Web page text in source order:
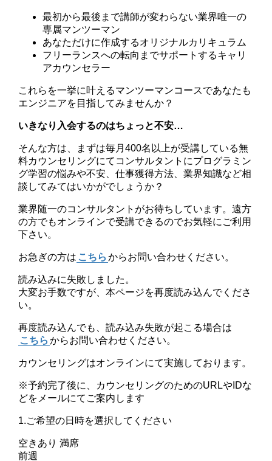
最初から最後まで講師が変わらない業界唯一の
専属マンツーマン
あなただけに作成するオリジナルカリキュラム
フリーランスへの転向までサポートするキャリ
アカウンセラー
これらを一挙に叶えるマンツーマンコースであなたも
エンジニアを目指してみませんか？
いきなり入会するのはちょっと不安…
そんな方は、まずは毎月400名以上が受講している無
料カウンセリングにてコンサルタントにプログラミン
グ学習の悩みや不安、仕事獲得方法、業界知識など相
談してみてはいかがでしょうか？
業界随一のコンサルタントがお待ちしています。遠方
の方でもオンラインで受講できるのでお気軽にご利用
下さい。
お急ぎの方は こちら からお問い合わせください。
読み込みに失敗しました。
大変お手数ですが、本ページを再度読み込んでくださ
い。
再度読み込んでも、読み込み失敗が起こる場合は
こちら からお問い合わせください。
カウンセリングはオンラインにて実施しております。
※予約完了後に、カウンセリングのためのURLやIDな
どをメールにてご案内します
1.ご希望の日時を選択してください
空きあり 満席
前週